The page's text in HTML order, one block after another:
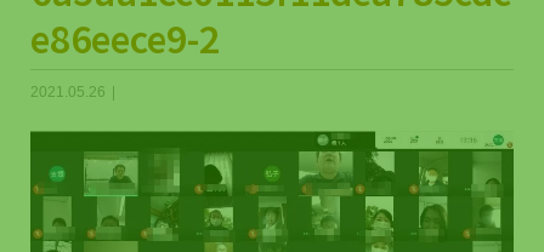
e86eece9-2
2021.05.26